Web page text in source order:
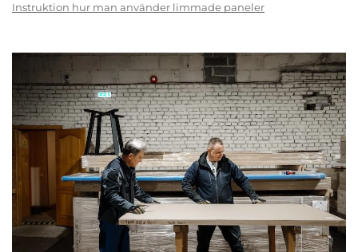
Instruktion hur man använder limmade paneler